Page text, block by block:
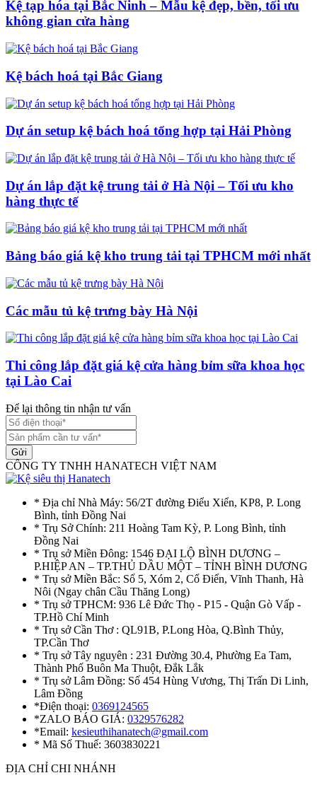
Kệ tạp hóa tại Bắc Ninh – Mẫu kệ đẹp, bền, tối ưu
không gian cửa hàng
Kệ bách hoá tại Bắc Giang
Dự án setup kệ bách hoá tổng hợp tại Hải Phòng
Dự án lắp đặt kệ trung tải ở Hà Nội – Tối ưu kho
hàng thực tế
Bảng báo giá kệ kho trung tải tại TPHCM mới nhất
Các mẫu tủ kệ trưng bày Hà Nội
Thi công lắp đặt giá kệ cửa hàng bỉm sữa khoa học
tại Lào Cai
Để lại thông tin nhận tư vấn
Gửi
CÔNG TY TNHH HANATECH VIỆT NAM
* Địa chỉ Nhà Máy: 56/2T đường Điểu Xiển, KP8, P. Long
Bình, tỉnh Đồng Nai
* Trụ Sở Chính: 211 Hoàng Tam Kỳ, P. Long Bình, tỉnh
Đồng Nai
* Trụ sở Miền Đông: 1546 ĐẠI LỘ BÌNH DƯƠNG –
P.HIỆP AN – TP.THỦ DẦU MỘT – TỈNH BÌNH DƯƠNG
* Trụ sở Miền Bắc: Số 5, Xóm 2, Cổ Điển, Vĩnh Thanh, Hà
Nôi (Ngay chân Cầu Thăng Long)
* Trụ sở TPHCM: 936 Lê Đức Thọ - P15 - Quận Gò Vấp -
TP.Hồ Chí Minh
* Trụ sở Cần Thơ : QL91B, P.Long Hòa, Q.Bình Thủy,
TP.Cần Thơ
* Trụ sở Tây nguyên : 231 Đường 30.4, Phường Ea Tam,
Thành Phố Buôn Ma Thuột, Đắk Lắk
* Trụ sở Lâm Đồng: Số 454 Hùng Vương, Thị Trấn Di Linh,
Lâm Đồng
*Điện thoại: 0369124565
*ZALO BÁO GIÁ: 0329576282
*Email: kesieuthihanatech@gmail.com
* Mã Số Thuế: 3603830221
ĐỊA CHỈ CHI NHÁNH